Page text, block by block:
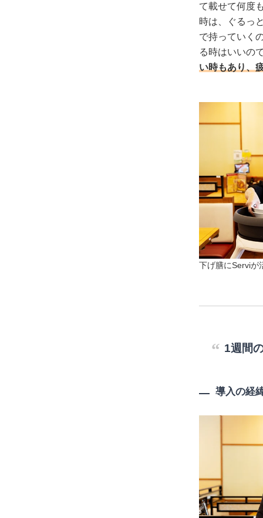
て載せて何度
時は、ぐるっ
で持っていく
る時はいいの
い時もあり、
下げ膳にServiが
1週間
導入の経